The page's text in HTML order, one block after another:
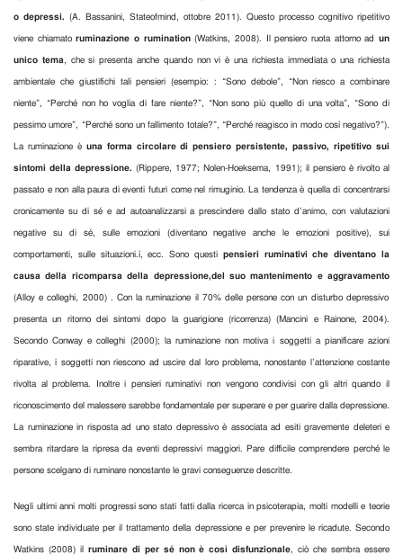
o depressi. (A. Bassanini, Stateofmind, ottobre 2011). Questo processo cognitivo ripetitivo
viene chiamatoruminazione o rumination(Watkins, 2008). Il pensiero ruota attorno adun
unico tema, che si presenta anche quando non vi è una richiesta immediata o una richiesta
ambientale che giustifichi tali pensieri (esempio: : “Sono debole”, “Non riesco a combinare
niente”, “Perché non ho voglia di fare niente?”, “Non sono più quello di una volta”, “Sono di
pessimo umore”, “Perché sono un fallimento totale?”, “Perché reagisco in modo così negativo?”).
La ruminazione è una forma circolare di pensiero persistente, passivo, ripetitivo sui
sintomi della depressione. (Rippere, 1977; Nolen-Hoeksema, 1991); il pensiero è rivolto al
passato e non alla paura di eventi futuri come nel rimuginio. La tendenza è quella di concentrarsi
cronicamente su di sé e ad autoanalizzarsi a prescindere dallo stato d’animo, con valutazioni
negative su di sé, sulle emozioni (diventano negative anche le emozioni positive), sui
comportamenti, sulle situazioni.ì, ecc. Sono questi pensieri ruminativi che diventano la
causa della ricomparsa della depressione,del suo mantenimento e aggravamento
(Alloy e colleghi, 2000) . Con la ruminazione il 70% delle persone con un disturbo depressivo
presenta un ritorno dei sintomi dopo la guarigione (ricorrenza) (Mancini e Rainone, 2004).
Secondo Conway e colleghi (2000); la ruminazione non motiva i soggetti a pianificare azioni
riparative, i soggetti non riescono ad uscire dal loro problema, nonostante l’attenzione costante
rivolta al problema. Inoltre i pensieri ruminativi non vengono condivisi con gli altri quando il
riconoscimento del malessere sarebbe fondamentale per superare e per guarire dalla depressione.
La ruminazione in risposta ad uno stato depressivo è associata ad esiti gravemente deleteri e
sembra ritardare la ripresa da eventi depressivi maggiori. Pare difficile comprendere perché le
persone scelgano di ruminare nonostante le gravi conseguenze descritte.
Negli ultimi anni molti progressi sono stati fatti dalla ricerca in psicoterapia, molti modelli e teorie
sono state individuate per il trattamento della depressione e per prevenire le ricadute. Secondo
Watkins (2008) il ruminare di per sé non è così disfunzionale, ciò che sembra essere